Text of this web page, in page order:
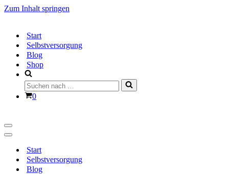
Zum Inhalt springen
Start
Selbstversorgung
Blog
Shop
Suchen
nach …
Warenkorb
0
Navigationsmenü
Navigationsmenü
Start
Selbstversorgung
Blog